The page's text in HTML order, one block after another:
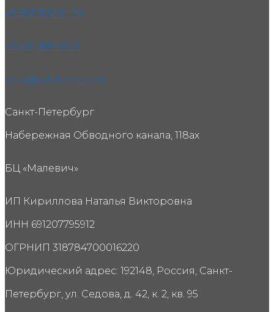
+7 812 703 81 09
+7 495 189 00 91
info@alfaline.spb.ru
Санкт-Петербург
Набережная Обводного канала, 118ах
БЦ «Малевич»
ИП Кириллова Наталья Викторовна
ИНН 691207795912
ОГРНИП 318784700016220
Юридический адрес: 192148, Россия, Санкт-
Петербург, ул. Седова, д. 42, к. 2, кв. 95